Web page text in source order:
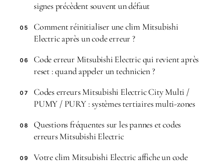
signes précèdent souvent un défaut
05
Comment réinitialiser une clim Mitsubishi
Electric après un code erreur ?
06
Code erreur Mitsubishi Electric qui revient après
reset : quand appeler un technicien ?
07
Codes erreurs Mitsubishi Electric City Multi /
PUMY / PURY : systèmes tertiaires multi-zones
08
Questions fréquentes sur les pannes et codes
erreurs Mitsubishi Electric
09
Votre clim Mitsubishi Electric affiche un code